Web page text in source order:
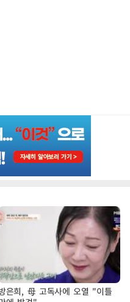
은희, 母 고독사에 오열 "이틀